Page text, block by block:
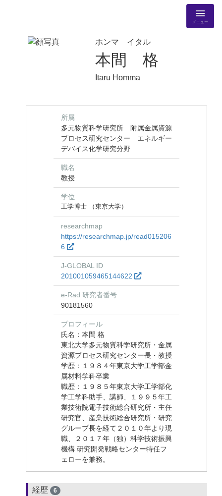
メニュー
ホンマ イタル
本間 格
Itaru Homma
所属
多元物質科学研究所 附属金属資源
プロセス研究センター エネルギー
デバイス化学研究分野
職名
教授
学位
工学博士 （東京大学）
researchmap
https://researchmap.jp/read015206
6
J-GLOBAL ID
201001059465144622
e-Rad 研究者番号
90181560
プロフィール
氏名：本間 格
東北大学多元物質科学研究所・金属
資源プロセス研究センター長・教授
学歴：１９８４年東京大学工学部金
属材料学科卒業
職歴：１９８５年東京大学工学部化
学工学科助手、講師、１９９５年工
業技術院電子技術総合研究所・主任
研究官、産業技術総合研究所・研究
グループ長を経て２０１０年より現
職、２０１７年（独）科学技術振興
機構 研究開発戦略センター特任フ
ェローを兼務。
経歴 6